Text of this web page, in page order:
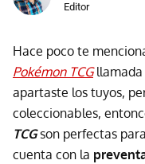
Editor
Hace poco te
Pokémon TCG llamada
apartaste los tuyos,
coleccionables,
TCG son perfectas
cuenta con la